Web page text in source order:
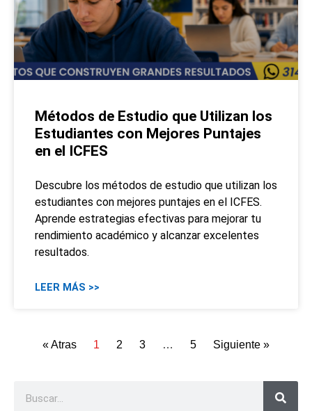
Métodos de Estudio que Utilizan los
Estudiantes con Mejores Puntajes
en el ICFES
Descubre los métodos de estudio que utilizan los
estudiantes con mejores puntajes en el ICFES.
Aprende estrategias efectivas para mejorar tu
rendimiento académico y alcanzar excelentes
resultados.
LEER MÁS >>
« Atras 1 2 3 … 5 Siguiente »